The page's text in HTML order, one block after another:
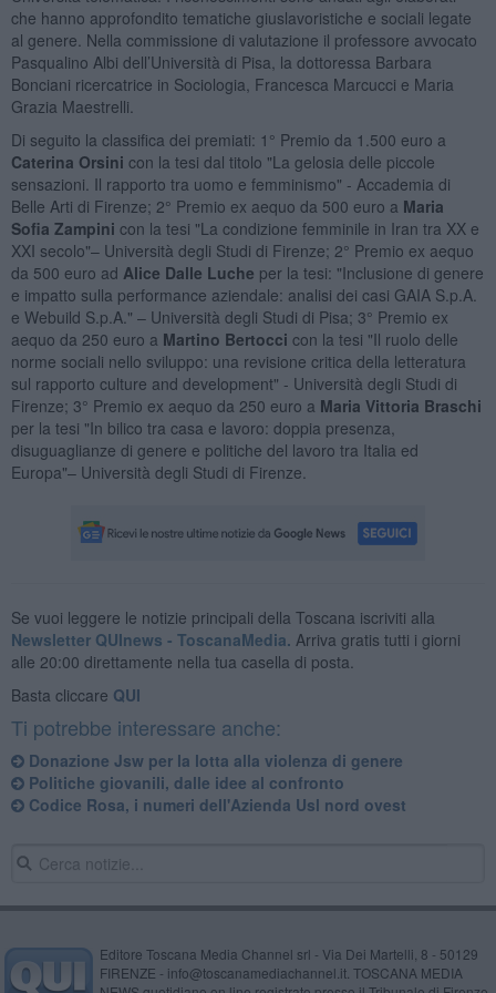
che hanno approfondito tematiche giuslavoristiche e sociali legate
al genere. Nella commissione di valutazione il professore avvocato
Pasqualino Albi dell’Università di Pisa, la dottoressa Barbara
Bonciani ricercatrice in Sociologia, Francesca Marcucci e Maria
Grazia Maestrelli.
Di seguito la classifica dei premiati: 1° Premio da 1.500 euro a
Caterina Orsini con la tesi dal titolo "La gelosia delle piccole
sensazioni. Il rapporto tra uomo e femminismo" - Accademia di
Belle Arti di Firenze; 2° Premio ex aequo da 500 euro a Maria
Sofia Zampini con la tesi "La condizione femminile in Iran tra XX e
XXI secolo"– Università degli Studi di Firenze; 2° Premio ex aequo
da 500 euro ad Alice Dalle Luche per la tesi: "Inclusione di genere
e impatto sulla performance aziendale: analisi dei casi GAIA S.p.A.
e Webuild S.p.A." – Università degli Studi di Pisa; 3° Premio ex
aequo da 250 euro a Martino Bertocci con la tesi "Il ruolo delle
norme sociali nello sviluppo: una revisione critica della letteratura
sul rapporto culture and development" - Università degli Studi di
Firenze; 3° Premio ex aequo da 250 euro a Maria Vittoria Braschi
per la tesi "In bilico tra casa e lavoro: doppia presenza,
disuguaglianze di genere e politiche del lavoro tra Italia ed
Europa"– Università degli Studi di Firenze.
Se vuoi leggere le notizie principali della Toscana iscriviti alla
Newsletter QUInews - ToscanaMedia. Arriva gratis tutti i giorni
alle 20:00 direttamente nella tua casella di posta.
Basta cliccare QUI
Ti potrebbe interessare anche:
Donazione Jsw per la lotta alla violenza di genere
Politiche giovanili, dalle idee al confronto
Codice Rosa, i numeri dell'Azienda Usl nord ovest
Editore Toscana Media Channel srl - Via Dei Martelli, 8 - 50129
FIRENZE - info@toscanamediachannel.it. TOSCANA MEDIA